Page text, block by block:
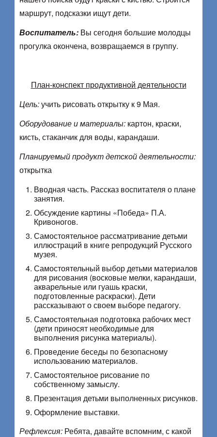
маршрут, подсказки ищут дети.
Воспитатель: Вы сегодня большие молодцы
прогулка окончена, возвращаемся в группу.
План-конспект продуктивной деятельности
Цель:учить рисовать открытку к 9 Мая.
Оборудование и материалы: картон, краски,
кисть, стаканчик для воды, карандаши.
Планируемый продукт детской деятельности:
открытка
Вводная часть. Рассказ воспитателя о плане
занятия.
Обсуждение картины «Победа» П.А.
Кривоногов.
Самостоятельное рассматривание детьми
иллюстраций в книге репродукций Русского
музея.
Самостоятельный выбор детьми материалов
для рисования (восковые мелки, карандаши,
акварельные или гуашь краски,
подготовленные раскраски). Дети
рассказывают о своем выборе педагогу.
Самостоятельная подготовка рабочих мест
(дети приносят необходимые для
выполнения рисунка материалы).
Проведение беседы по безопасному
использованию материалов.
Самостоятельное рисование по
собственному замыслу.
Презентация детьми выполненных рисунков.
Оформление выставки.
Рефлексия: Ребята, давайте вспомним, с какой